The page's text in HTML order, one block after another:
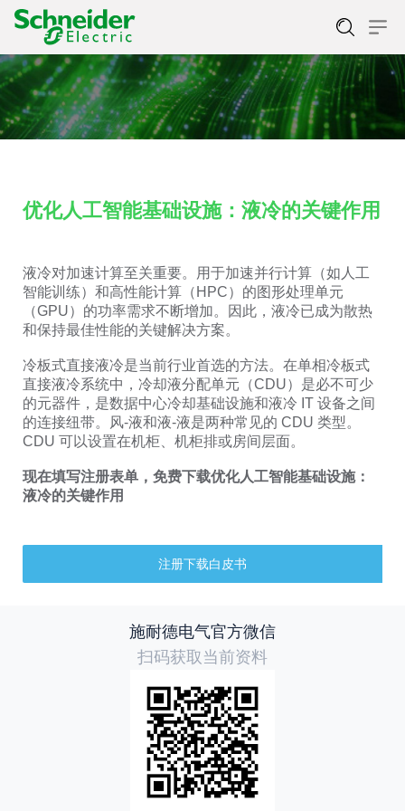
优化人工智能基础设施：液冷的关键作用
液冷对加速计算至关重要。用于加速并行计算（如人工
智能训练）和高性能计算（HPC）的图形处理单元
（GPU）的功率需求不断增加。因此，液冷已成为散热
和保持最佳性能的关键解决方案。
冷板式直接液冷是当前行业首选的方法。在单相冷板式
直接液冷系统中，冷却液分配单元（CDU）是必不可少
的元器件，是数据中心冷却基础设施和液冷 IT 设备之间
的连接纽带。风-液和液-液是两种常见的 CDU 类型。
CDU 可以设置在机柜、机柜排或房间层面。
现在填写注册表单，免费下载优化人工智能基础设施：
液冷的关键作用
注册下载白皮书
施耐德电气官方微信
扫码获取当前资料